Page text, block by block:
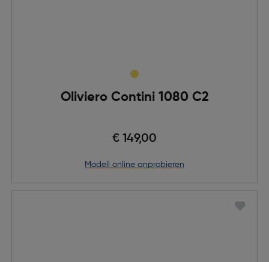
Oliviero Contini 1080 C2
€ 149,00
Modell online anprobieren